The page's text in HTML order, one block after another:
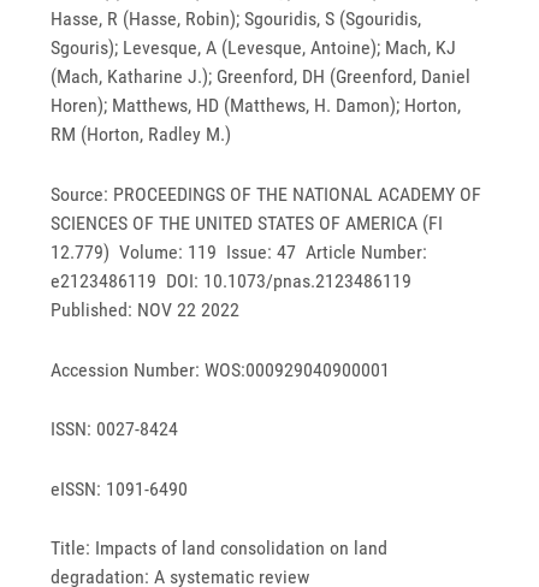
Hasse, R (Hasse, Robin); Sgouridis, S (Sgouridis,
Sgouris); Levesque, A (Levesque, Antoine); Mach, KJ
(Mach, Katharine J.); Greenford, DH (Greenford, Daniel
Horen); Matthews, HD (Matthews, H. Damon); Horton,
RM (Horton, Radley M.)
Source: PROCEEDINGS OF THE NATIONAL ACADEMY OF
SCIENCES OF THE UNITED STATES OF AMERICA (FI
12.779) Volume: 119 Issue: 47 Article Number:
e2123486119 DOI: 10.1073/pnas.2123486119
Published: NOV 22 2022
Accession Number: WOS:000929040900001
ISSN: 0027-8424
eISSN: 1091-6490
Title: Impacts of land consolidation on land
degradation: A systematic review